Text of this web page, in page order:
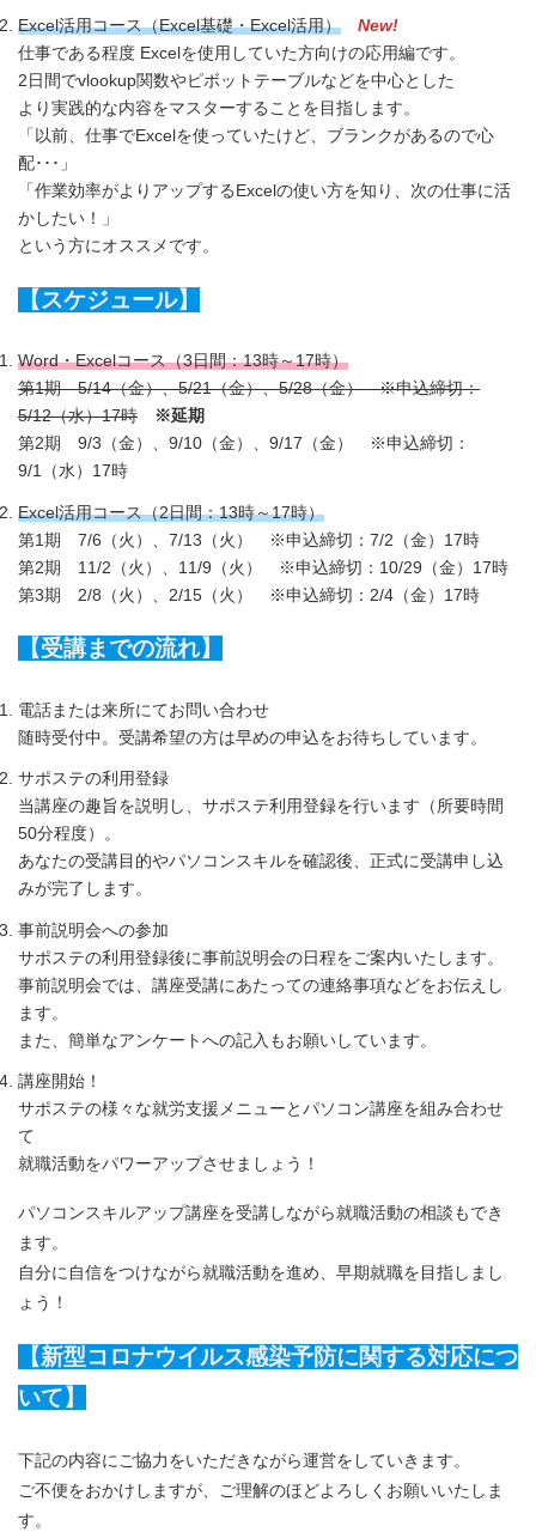
Excel活用コース（Excel基礎・Excel活用） New!
仕事である程度 Excelを使用していた方向けの応用編です。
2日間でvlookup関数やピボットテーブルなどを中心とした
より実践的な内容をマスターすることを目指します。
「以前、仕事でExcelを使っていたけど、ブランクがあるので心
配･･･」
「作業効率がよりアップするExcelの使い方を知り、次の仕事に活
かしたい！」
という方にオススメです。
【スケジュール】
Word・Excelコース（3日間：13時～17時）
第1期 5/14（金）、5/21（金）、5/28（金） ※申込締切：
5/12（水）17時
※延期
第2期 9/3（金）、9/10（金）、9/17（金） ※申込締切：
9/1（水）17時
Excel活用コース（2日間：13時～17時）
第1期 7/6（火）、7/13（火） ※申込締切：7/2（金）17時
第2期 11/2（火）、11/9（火） ※申込締切：10/29（金）17時
第3期 2/8（火）、2/15（火） ※申込締切：2/4（金）17時
【受講までの流れ】
電話または来所にてお問い合わせ
随時受付中。受講希望の方は早めの申込をお待ちしています。
サポステの利用登録
当講座の趣旨を説明し、サポステ利用登録を行います（所要時間
50分程度）。
あなたの受講目的やパソコンスキルを確認後、正式に受講申し込
みが完了します。
事前説明会への参加
サポステの利用登録後に事前説明会の日程をご案内いたします。
事前説明会では、講座受講にあたっての連絡事項などをお伝えし
ます。
また、簡単なアンケートへの記入もお願いしています。
講座開始！
サポステの様々な就労支援メニューとパソコン講座を組み合わせ
て
就職活動をパワーアップさせましょう！
パソコンスキルアップ講座を受講しながら就職活動の相談もでき
ます。
自分に自信をつけながら就職活動を進め、早期就職を目指しまし
ょう！
【新型コロナウイルス感染予防に関する対応につ
いて】
下記の内容にご協力をいただきながら運営をしていきます。
ご不便をおかけしますが、ご理解のほどよろしくお願いいたしま
す。